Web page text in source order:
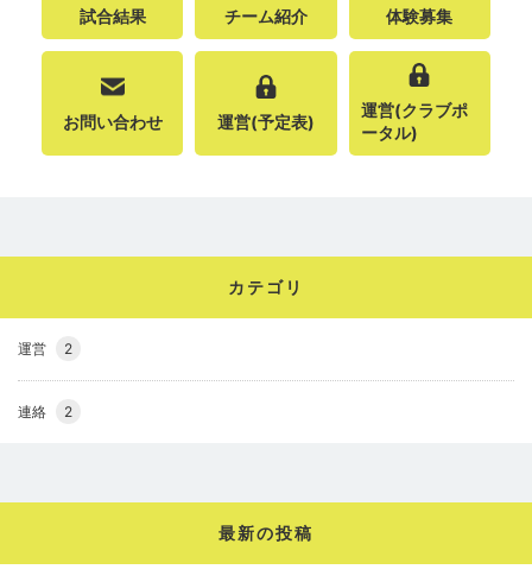
試合結果 チーム紹介 体験募集
お問い合わせ 運営(予定表)
運営(クラブポ
ータル)
カテゴリ
運営 2
連絡 2
最新の投稿